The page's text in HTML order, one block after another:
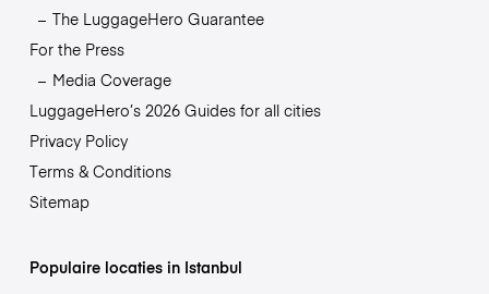
The LuggageHero Guarantee
For the Press
Media Coverage
LuggageHero’s 2026 Guides for all cities
Privacy Policy
Terms & Conditions
Sitemap
Populaire locaties in Istanbul